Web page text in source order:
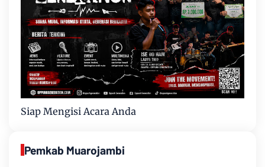
Siap Mengisi Acara Anda
Pemkab Muarojambi